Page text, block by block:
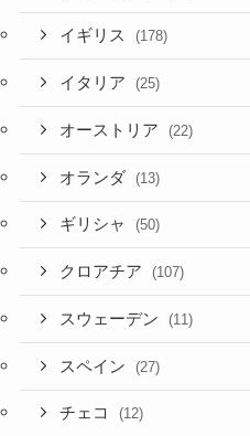
イギリス (178)
イタリア (25)
オーストリア (22)
オランダ (13)
ギリシャ (50)
クロアチア (107)
スウェーデン (11)
スペイン (27)
チェコ (12)